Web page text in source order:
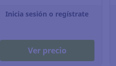
Inicia sesión o regístrate
Ver precio